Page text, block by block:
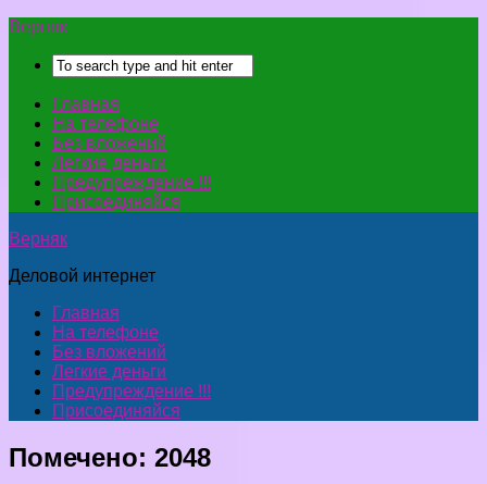
Верняк
Главная
На телефоне
Без вложений
Легкие деньги
Предупреждение !!!
Присоединяйся
Верняк
Деловой интернет
Главная
На телефоне
Без вложений
Легкие деньги
Предупреждение !!!
Присоединяйся
Помечено: 2048